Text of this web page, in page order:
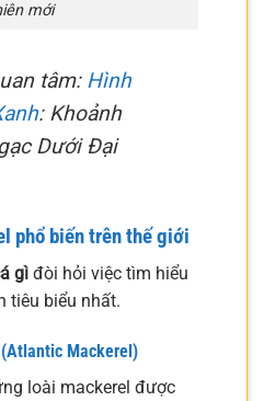
mới
tâm: Hình
: Khoảnh
Dưới Đại
phổ biến trên thế giới
gì đòi hỏi việc tìm hiểu
tiêu biểu nhất.
Mackerel)
loài mackerel được